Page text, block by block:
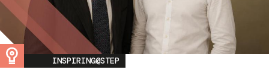
Image
INSPIRING@STEP